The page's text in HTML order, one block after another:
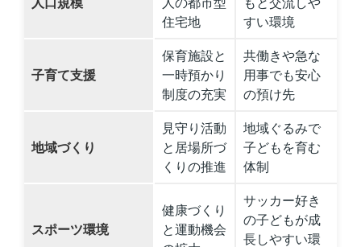
住宅地
すい環境
子育て支援
保育施設と
一時預かり
制度の充実
共働きや急な
用事でも安心
の預け先
地域づくり
見守り活動
と居場所づ
くりの推進
地域ぐるみで
子どもを育む
体制
スポーツ環境
健康づくり
と運動機会
サッカー好き
の子どもが成
長しやすい環